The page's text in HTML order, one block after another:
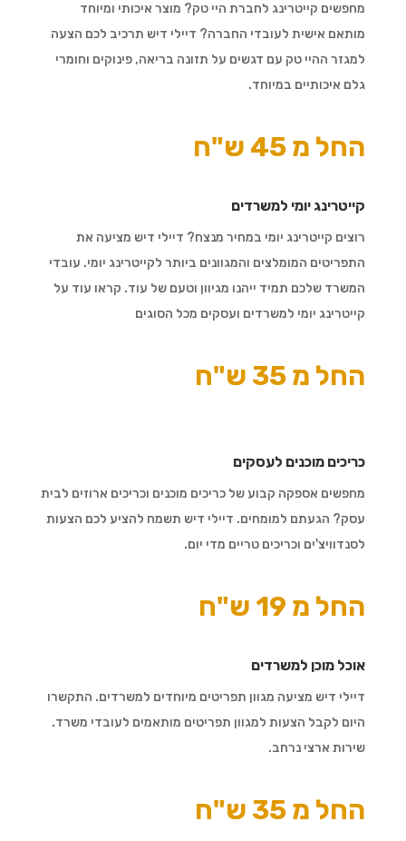
מחפשים קייטרינג לחברת היי טק? מוצר איכותי ומיוחד
מותאם אישית לעובדי החברה? דיילי דיש תרכיב לכם הצעה
למגזר ההיי טק עם דגשים על תזונה בריאה, פינוקים וחומרי
גלם איכותיים במיוחד.
החל מ 45 ש"ח
קייטרינג יומי למשרדים
רוצים קייטרינג יומי במחיר מנצח? דיילי דיש מציעה את
התפריטים המומלצים והמגוונים ביותר לקייטרינג יומי. עובדי
המשרד שלכם תמיד ייהנו מגיוון וטעם של עוד. קראו עוד על
קייטרינג יומי למשרדים ועסקים מכל הסוגים
החל מ 35 ש"ח
כריכים מוכנים לעסקים
מחפשים אספקה קבוע של כריכים מוכנים וכריכים ארוזים לבית
עסק? הגעתם למומחים. דיילי דיש תשמח להציע לכם הצעות
לסנדוויצ'ים וכריכים טריים מדי יום.
החל מ 19 ש"ח
אוכל מוכן למשרדים
דיילי דיש מציעה מגוון תפריטים מיוחדים למשרדים. התקשרו
היום לקבל הצעות למגוון תפריטים מותאמים לעובדי משרד.
שירות ארצי נרחב.
החל מ 35 ש"ח